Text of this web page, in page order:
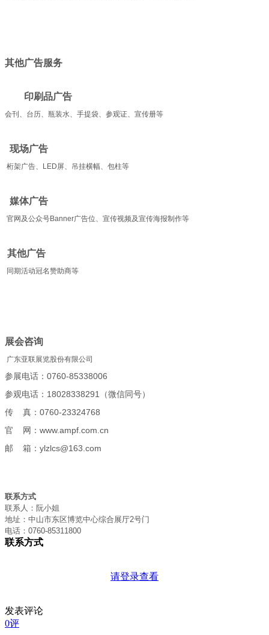
其他广告服务
印刷品广告
会刊、台历、瓶装水、手提袋、参观证、宣传册等
现场广告
桁架广告、LED屏、吊挂横幅、包柱等
媒体广告
官网及公众号Banner广告位、宣传视频及宣传海报制作等
其他广告
同期活动冠名赞助商等
展会咨询
广东亚联展览股份有限公司
参展电话：0760-85338006
参观电话：18028338291（微信同号）
传 真：0760-23324768
官 网：www.ampf.com.cn
邮 箱：ylzlcs@163.com
联系方式
联系人：阮小姐
地址：中山市东区博览中心综合展厅2号门
电话：0760-85311800
联系方式
请登录查看
发表评论
0评